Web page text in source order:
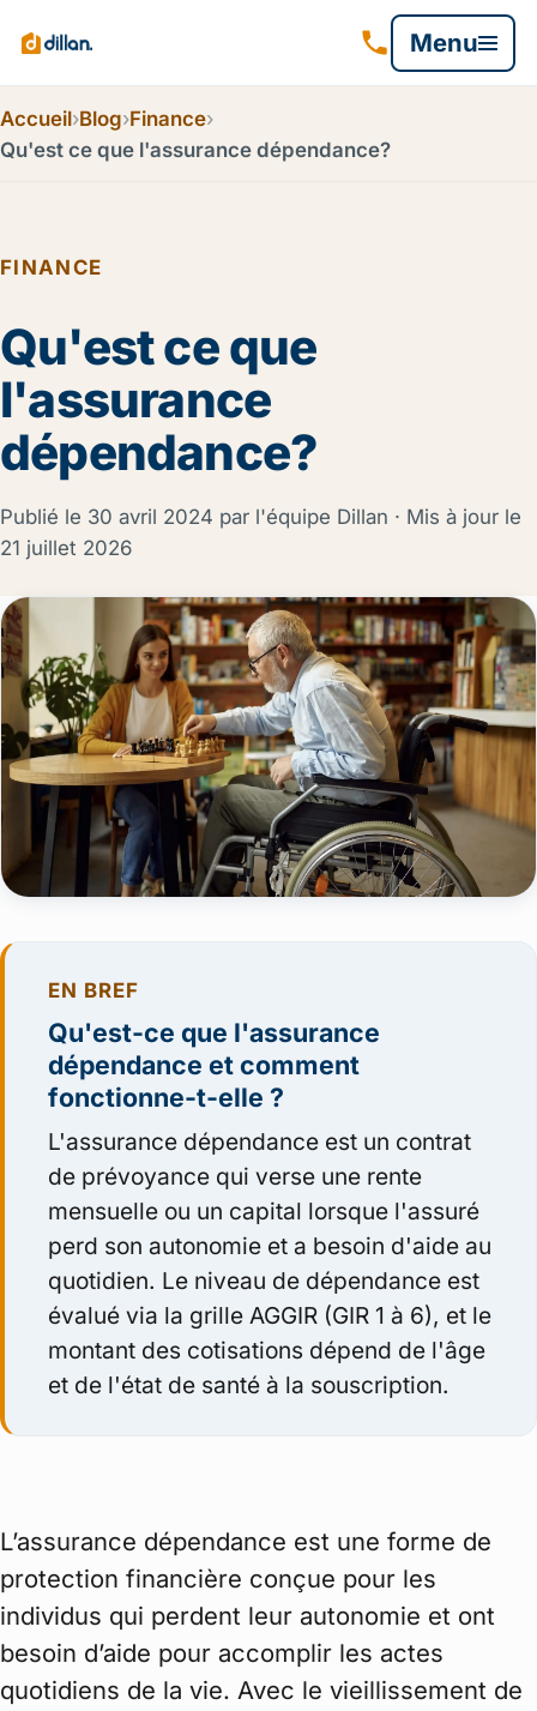
Menu
Accueil›Blog›Finance›
Qu'est ce que l'assurance dépendance?
FINANCE
Qu'est ce que
l'assurance
dépendance?
Publié le 30 avril 2024 par l'équipe Dillan · Mis à jour le
21 juillet 2026
EN BREF
Qu'est-ce que l'assurance
dépendance et comment
fonctionne-t-elle ?
L'assurance dépendance est un contrat
de prévoyance qui verse une rente
mensuelle ou un capital lorsque l'assuré
perd son autonomie et a besoin d'aide au
quotidien. Le niveau de dépendance est
évalué via la grille AGGIR (GIR 1 à 6), et le
montant des cotisations dépend de l'âge
et de l'état de santé à la souscription.
L’assurance dépendance est une forme de
protection financière conçue pour les
individus qui perdent leur autonomie et ont
besoin d’aide pour accomplir les actes
quotidiens de la vie. Avec le vieillissement de